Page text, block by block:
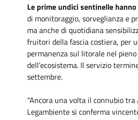
Le prime undici sentinelle
di monitoraggio, sorveglianza e
ma anche di quotidiana
fruitori della fascia costiera, per
permanenza sul litorale nel
dell’ecosistema. Il servizio
settembre.
“Ancora una volta il connubio
Legambiente si conferma